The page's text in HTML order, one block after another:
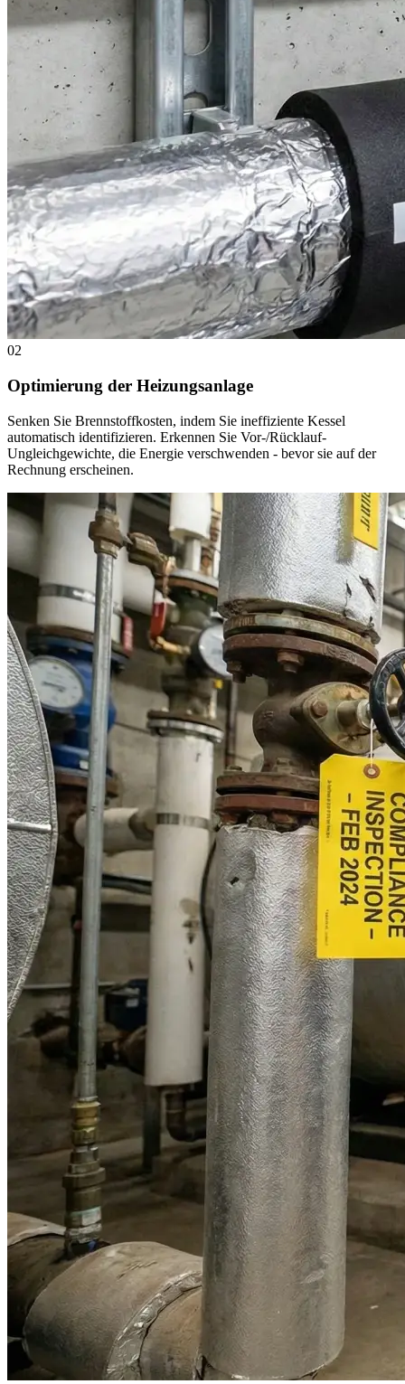
02
Optimierung der Heizungsanlage
Senken Sie Brennstoffkosten, indem Sie ineffiziente Kessel
automatisch identifizieren. Erkennen Sie Vor-/Rücklauf-
Ungleichgewichte, die Energie verschwenden - bevor sie auf der
Rechnung erscheinen.